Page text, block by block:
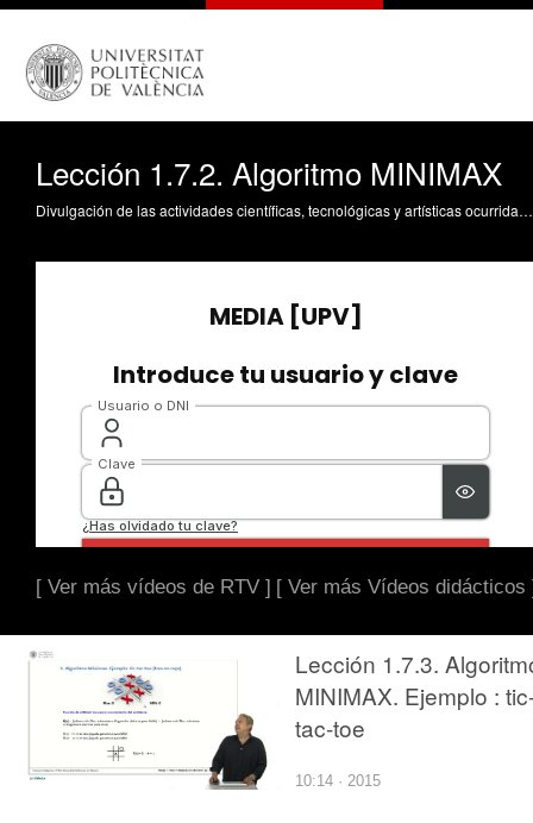
Lección 1.7.2. Algoritmo MINIMAX
Divulgación de las actividades científicas, tecnológicas y artísticas ocurridas en los tres campus de la UPV
[ Ver más vídeos de RTV ] [ Ver más Vídeos didácticos
Lección 1.7.3.
MINIMAX. Ejemplo :
tac-toe
10:14 · 2015